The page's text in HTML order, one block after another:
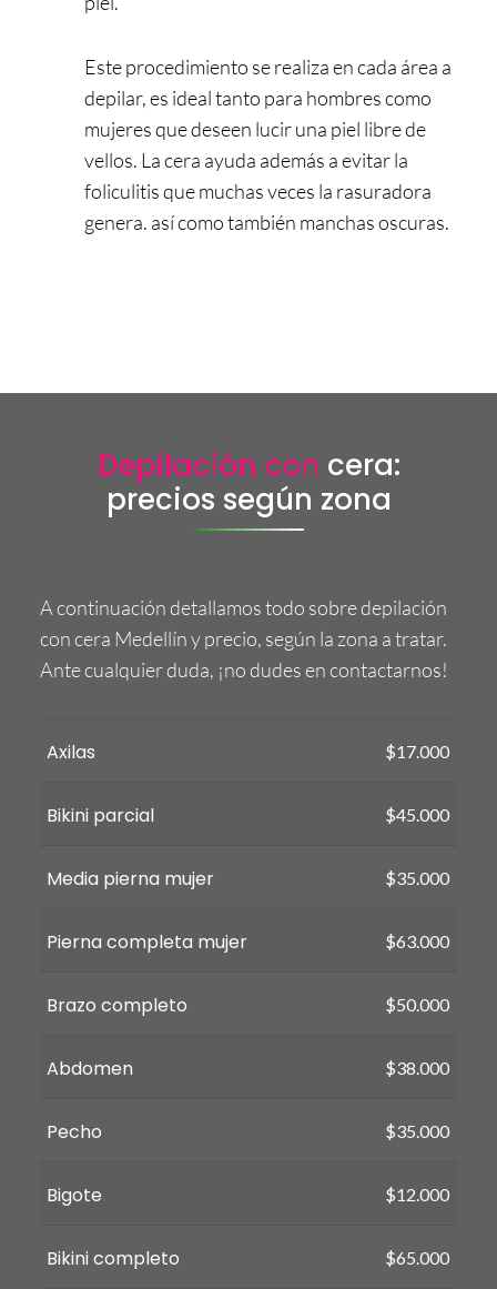
Este procedimiento se realiza en cada área a
depilar, es ideal tanto para hombres como
mujeres que deseen lucir una piel libre de
vellos. La cera ayuda además a evitar la
foliculitis que muchas veces la rasuradora
genera. así como también manchas oscuras.
Depilación con cera:
precios según zona
A continuación detallamos todo sobre depilación
con cera Medellín y precio, según la zona a tratar.
Ante cualquier duda, ¡no dudes en contactarnos!
Axilas $17.000
Bikini parcial $45.000
Media pierna mujer $35.000
Pierna completa mujer $63.000
Brazo completo $50.000
Abdomen $38.000
Pecho $35.000
Bigote $12.000
Bikini completo $65.000